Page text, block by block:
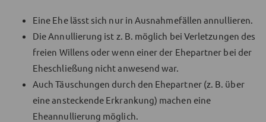
Eine Ehe lässt sich nur in Ausnahmefällen annullieren.
Die Annullierung ist z. B. möglich bei Verletzungen des
freien Willens oder wenn einer der Ehepartner bei der
Eheschließung nicht anwesend war.
Auch Täuschungen durch den Ehepartner (z. B. über
eine ansteckende Erkrankung) machen eine
Eheannullierung möglich.